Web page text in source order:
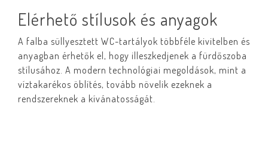
Elérhető stílusok és anyagok
A falba süllyesztett WC-tartályok többféle kivitelben és
anyagban érhetők el, hogy illeszkedjenek a fürdőszoba
stílusához. A modern technológiai megoldások, mint a
víztakarékos öblítés, tovább növelik ezeknek a
rendszereknek a kívánatosságát.